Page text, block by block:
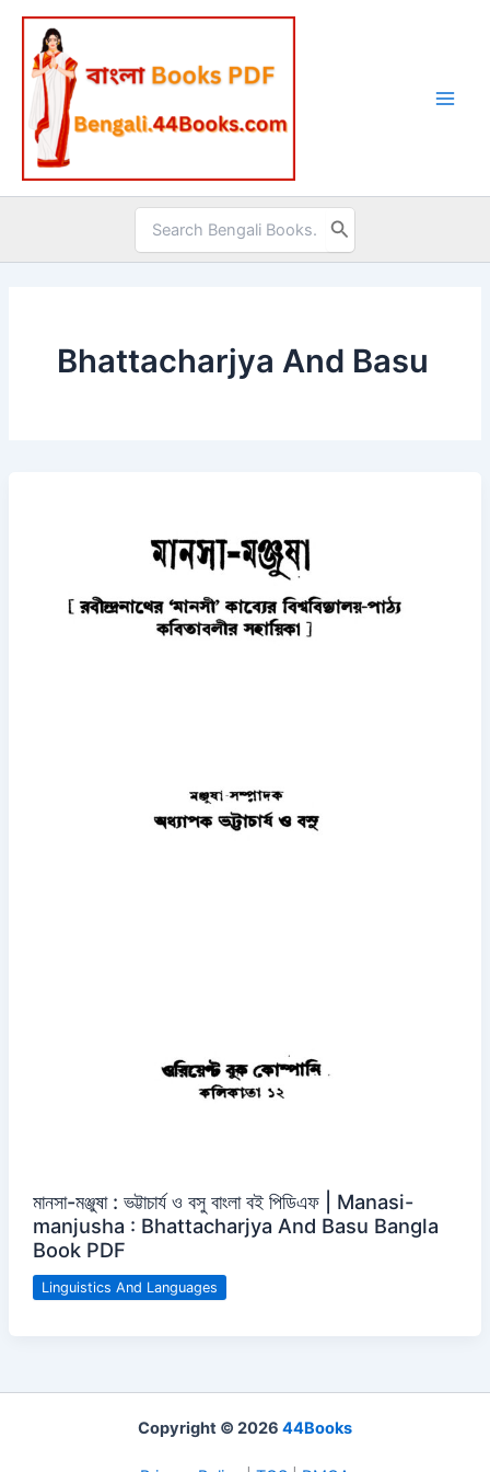
Skip
content
Search
for:
Bhattacharjya And Basu
মানসা-মঞ্জুষা : ভট্টাচার্য ও বসু বাংলা বই পিডিএফ | Manasi-
manjusha : Bhattacharjya And Basu Bangla
Book PDF
Linguistics And Languages
Copyright © 2026 44Books